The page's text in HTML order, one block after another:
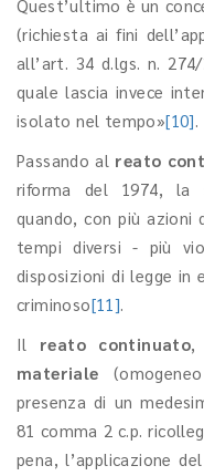
Quest’ultimo è un
(richiesta ai fini
all’art. 34 d.lgs. n.
quale lascia invece
isolato nel tempo»[10].
Passando al reato
riforma del 1974, la
quando, con più azioni
tempi diversi - più
disposizioni di legge in
criminoso[11].
Il reato continuato,
materiale
presenza di un
81 comma 2 c.p.
pena, l’applicazione